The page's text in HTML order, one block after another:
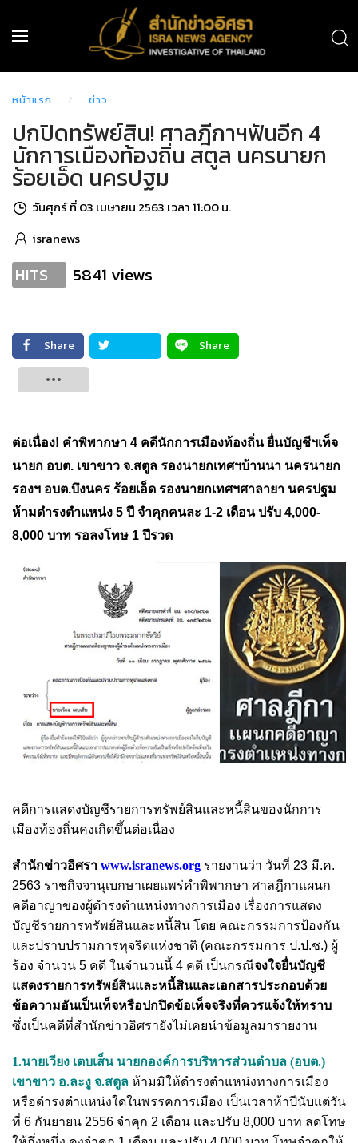
หน้าแรก ข่าว
ปกปิดทรัพย์สิน! ศาลฎีกาฯฟันอีก 4
นักการเมืองท้องถิ่น สตูล นครนายก
ร้อยเอ็ด นครปฐม
วันศุกร์ ที่ 03 เมษายน 2563 เวลา 11:00 น.
isranews
HITS 5841 views
Share
Share
ต่อเนื่อง! คำพิพากษา 4 คดีนักการเมืองท้องถิ่น ยื่นบัญชีฯเท็จ
นายก อบต. เขาขาว จ.สตูล รองนายกเทศฯบ้านนา นครนายก
รองฯ อบต.บึงนคร ร้อยเอ็ด รองนายกเทศฯศาลายา นครปฐม
ห้ามดำรงตำแหน่ง 5 ปี จำคุกคนละ 1-2 เดือน ปรับ 4,000-
8,000 บาท รอลงโทษ 1 ปีรวด
คดีการแสดงบัญชีรายการทรัพย์สินและหนี้สินของนักการ
เมืองท้องถิ่นคงเกิดขึ้นต่อเนื่อง
สำนักข่าวอิศรา www.isranews.org รายงานว่า วันที่ 23 มี.ค.
2563 ราชกิจจานุเบกษาเผยแพร่คำพิพากษา ศาลฎีกาแผนก
คดีอาญาของผู้ดำรงตำแหน่งทางการเมือง เรื่องการแสดง
บัญชีรายการทรัพย์สินและหนี้สิน โดย คณะกรรมการป้องกัน
และปราบปรามการทุจริตแห่งชาติ (คณะกรรมการ ป.ป.ช.) ผู้
ร้อง จำนวน 5 คดี ในจำนวนนี้ 4 คดี เป็นกรณีจงใจยื่นบัญชี
แสดงรายการทรัพย์สินและหนี้สินและเอกสารประกอบด้วย
ข้อความอันเป็นเท็จหรือปกปิดข้อเท็จจริงที่ควรแจ้งให้ทราบ
ซึ่งเป็นคดีที่สำนักข่าวอิศรายังไม่เคยนำข้อมูลมารายงาน
1.นายเวียง เตบเส็น นายกองค์การบริหารส่วนตำบล (อบต.)
เขาขาว อ.ละงู จ.สตูล ห้ามมิให้ดำรงตำแหน่งทางการเมือง
หรือดำรงตำแหน่งใดในพรรคการเมือง เป็นเวลาห้าปีนับแต่วัน
ที่ 6 กันยายน 2556 จำคุก 2 เดือน และปรับ 8,000 บาท ลดโทษ